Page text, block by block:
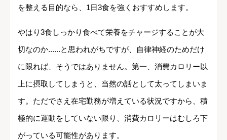
を整える目的なら、1日3食を強くおすすめします。
やはり3食しっかり食べて栄養をチャージすることが大
切なのか......と思われがちですが、自律神経のためだけ
に限れば、そうではありません。第一、消費カロリー以
上に摂取してしまうと、当然の話として太ってしまいま
す。ただでさえ在宅勤務が増えている状況ですから、積
極的に運動をしていない限り、消費カロリーはむしろ下
がっている可能性があります。